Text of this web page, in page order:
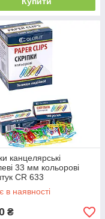
канцелярські
33 мм кольорові
CR 633
в наявності
₴